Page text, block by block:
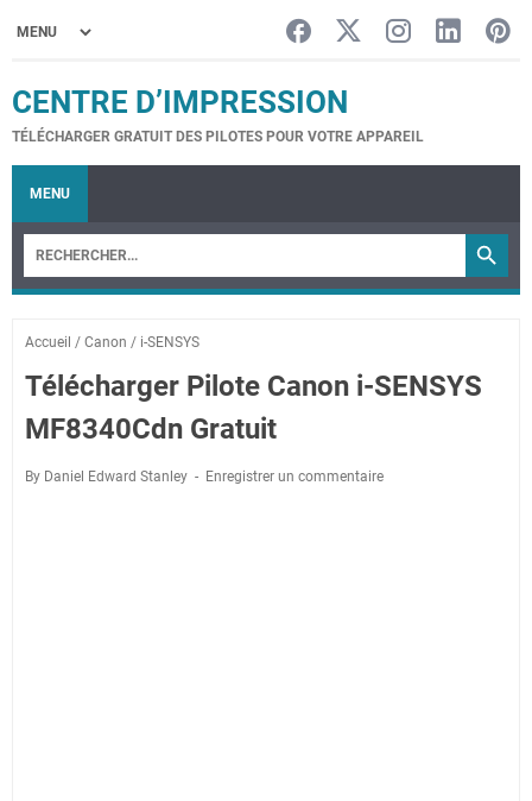
CENTRE D’IMPRESSION
TÉLÉCHARGER GRATUIT DES PILOTES POUR VOTRE APPAREIL
MENU
Accueil / Canon / i-SENSYS
Télécharger Pilote Canon i-SENSYS
MF8340Cdn Gratuit
By Daniel Edward Stanley Enregistrer un commentaire